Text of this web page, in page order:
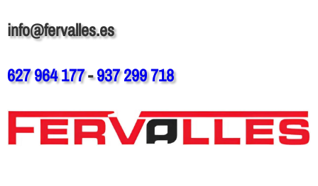
info@fervalles.es
627 964 177-937 299 718